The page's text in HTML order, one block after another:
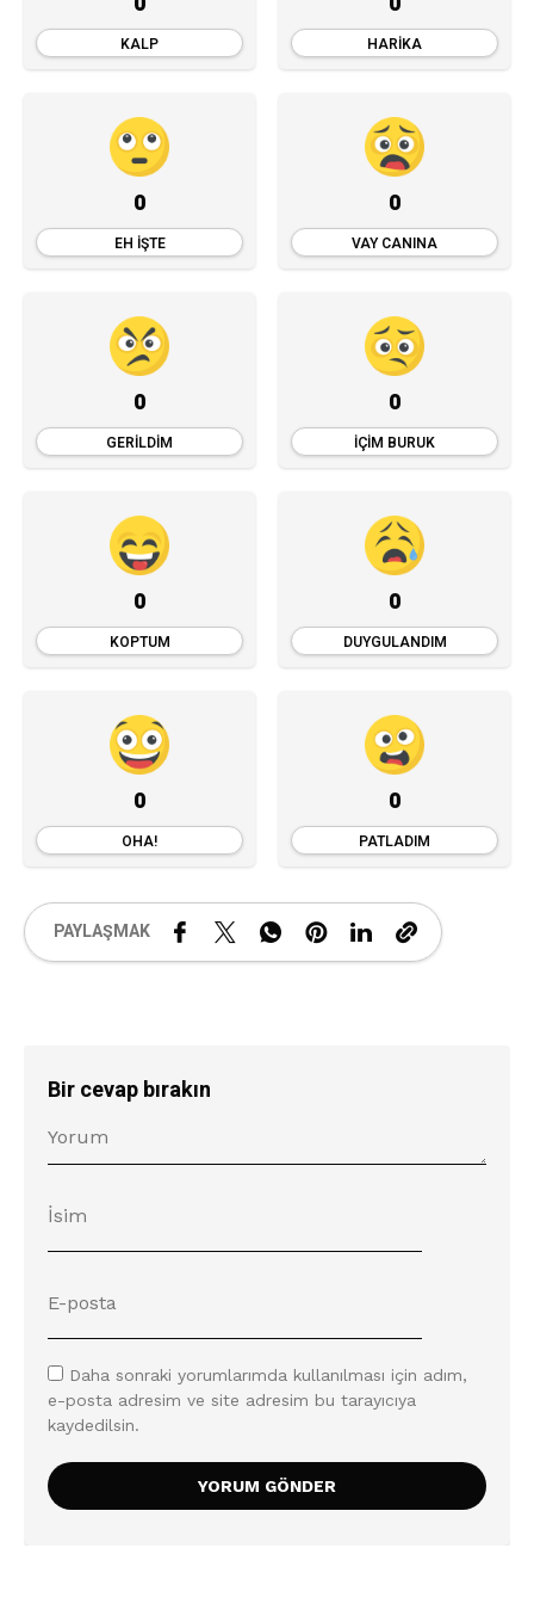
KALP HARIKA
0
EH İŞTE
0
VAY CANINA
0
GERILDIM
0
İÇIM BURUK
0
KOPTUM
0
DUYGULANDIM
0
OHA!
0
PATLADIM
PAYLAŞMAK
Bir cevap bırakın
Daha sonraki yorumlarımda kullanılması için adım,
e-posta adresim ve site adresim bu tarayıcıya
kaydedilsin.